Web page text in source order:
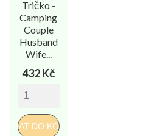
Tričko -
Camping
Couple
Husband
Wife...
Cena
432 Kč
PŘIDAT DO KOŠÍKU